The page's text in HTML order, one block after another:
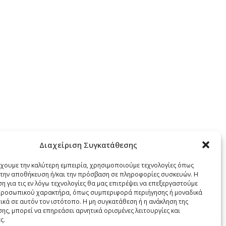
Διαχείριση Συγκατάθεσης
την καλύτερη εμπειρία, χρησιμοποιούμε τεχνολογίες όπως
την αποθήκευση ή/και την πρόσβαση σε πληροφορίες συσκευών. Η
για τις εν λόγω τεχνολογίες θα μας επιτρέψει να επεξεργαστούμε
χαρακτήρα, όπως συμπεριφορά περιήγησης ή μοναδικά
σε αυτόν τον ιστότοπο. Η μη συγκατάθεση ή η ανάκληση της
μπορεί να επηρεάσει αρνητικά ορισμένες λειτουργίες και
HAZELNUTS)
Τρόφιμα,Σοκολάτες
Κιβώτιο: 22